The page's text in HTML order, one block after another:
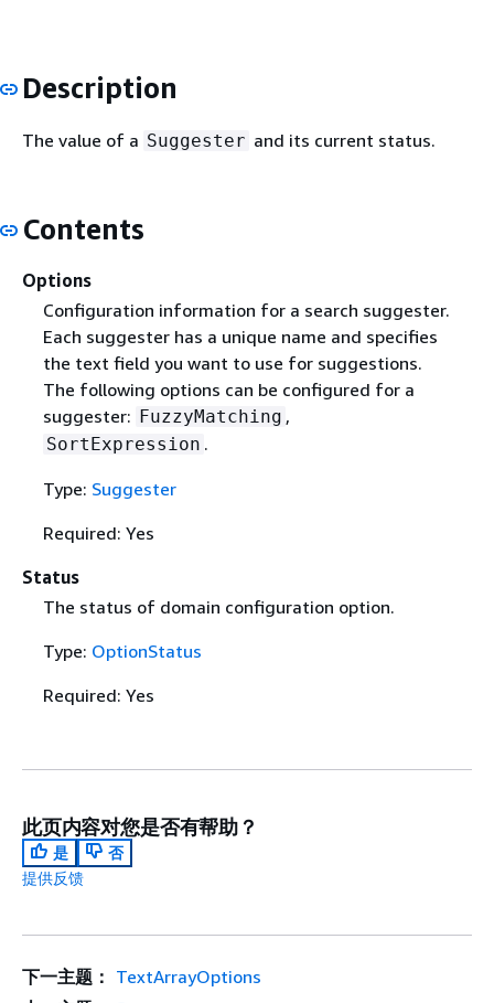
Description
The value of a Suggester and its current status.
Contents
Options
Configuration information for a search suggester.
Each suggester has a unique name and specifies
the text field you want to use for suggestions.
The following options can be configured for a
suggester: FuzzyMatching ,
SortExpression .
Type: Suggester
Required: Yes
Status
The status of domain configuration option.
Type: OptionStatus
Required: Yes
此页内容对您是否有帮助？
是
否
提供反馈
下一主题： TextArrayOptions